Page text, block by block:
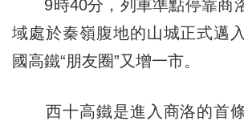
9時40分，列車準點停靠商
域處於秦嶺腹地的山城正式邁
國高鐵“朋友圈”又增一市。
西十高鐵是進入商洛的首條